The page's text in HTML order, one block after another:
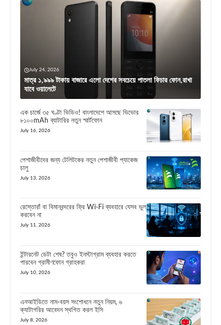
July 24, 2026
মাত্র ১,৯৯৯ টাকায় বাজারে এলো দেশের সবচেয়ে পাতলা ফিচার ফোন,রাখা
যাবে ওয়ালেটে
এক চার্জে ৩৫ ঘণ্টা ভিডিও! বাংলাদেশে আসছে ভিভোর
৮১০০mAh ব্যাটারির নতুন স্মার্টফোন
July 16, 2026
পেশাজীবীদের জন্য টেলিটকের নতুন পেশাজীবী প্যাকেজ
চালু
July 13, 2026
রেস্তোরাঁ বা বিমানবন্দরের ফ্রি Wi-Fi ব্যবহারে যেসব ভুল
করবেন না
July 11, 2026
ইন্টারনেট ডেটা শেষ? তবুও ইনস্টাগ্রাম ব্যবহার করতে
পারবেন গ্রামীণফোন গ্রাহকরা
July 10, 2026
এনআইডিতে নাম-বয়স সংশোধনে নতুন নিয়ম, ৬
ক্যাটাগরির আবেদন স্থগিত করল ইসি
July 8, 2026